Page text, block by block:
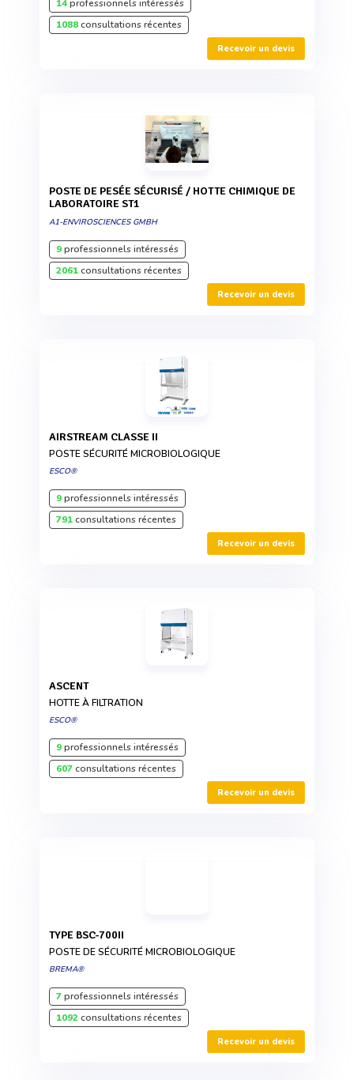
14professionnels intéressés
1088consultations récentes
Recevoir un devis
POSTE DE PESÉE SÉCURISÉ / HOTTE CHIMIQUE DE
LABORATOIRE ST1
A1-ENVIROSCIENCES GMBH
9professionnels intéressés
2061consultations récentes
Recevoir un devis
AIRSTREAM CLASSE II
POSTE SÉCURITÉ MICROBIOLOGIQUE
ESCO®
9professionnels intéressés
791consultations récentes
Recevoir un devis
ASCENT
HOTTE À FILTRATION
ESCO®
9professionnels intéressés
607consultations récentes
Recevoir un devis
TYPE BSC-700II
POSTE DE SÉCURITÉ MICROBIOLOGIQUE
BREMA®
7professionnels intéressés
1092consultations récentes
Recevoir un devis